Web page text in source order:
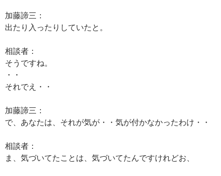
加藤諦三：
出たり入ったりしていたと。
相談者：
そうですね。
・・
それでえ・・
加藤諦三：
で、あなたは、それが気が・・気が付かなかったわけ・・
相談者：
ま、気づいてたことは、気づいてたんですけれどお、